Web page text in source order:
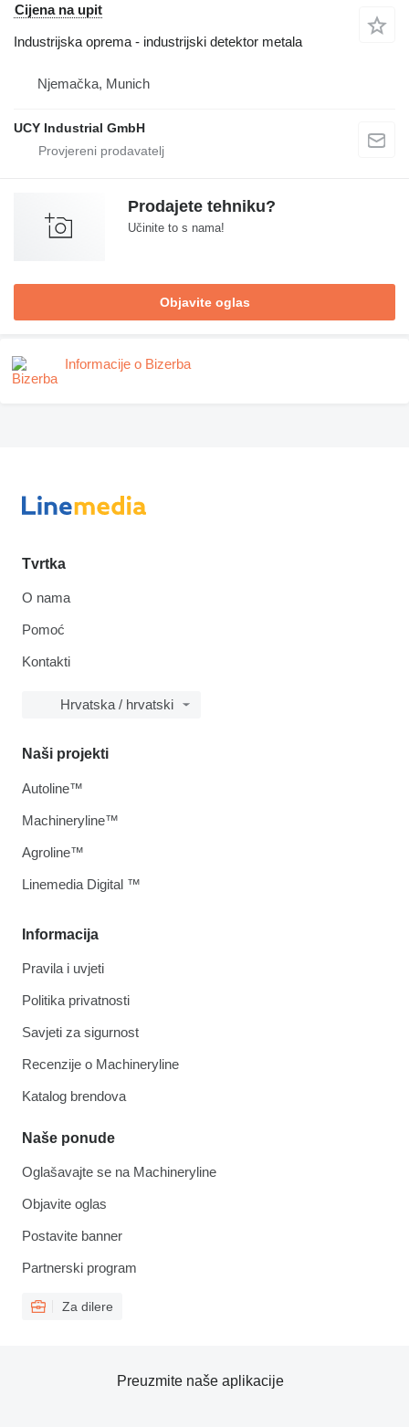
Cijena na upit
Industrijska oprema - industrijski detektor metala
Njemačka, Munich
UCY Industrial GmbH
Prodajete tehniku?
Učinite to s nama!
Objavite oglas
Informacije o Bizerba
Tvrtka
O nama
Pomoć
Kontakti
Hrvatska / hrvatski
Informacija
Pravila i uvjeti
Politika privatnosti
Savjeti za sigurnost
Recenzije o Machineryline
Katalog brendova
Naše ponude
Oglašavajte se na Machineryline
Objavite oglas
Postavite banner
Partnerski program
Za dilere
Naši projekti
Autoline™
Machineryline™
Agroline™
Linemedia Digital ™
Preuzmite naše aplikacije